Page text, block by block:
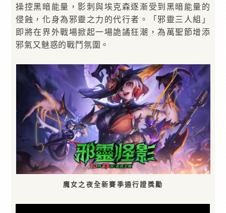
操控黑暗能量，影刺與埃克森逐漸受到黑暗能量的
侵蝕，化身為邪靈之力的代行者。「邪靈三人組」
即將在界外戰場掀起一場詭譎狂潮，為萬聖節增添
邪氣又魅惑的戰鬥氛圍。
魔女之夜全新賽季通行證獎勵